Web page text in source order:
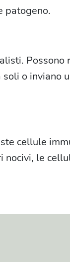
patogeno.
soli o inviano
cellule
nocivi, le